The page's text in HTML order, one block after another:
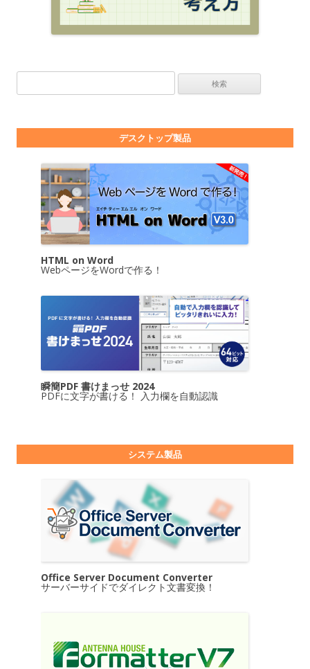
デスクトップ製品
HTML on Word
WebページをWordで作る！
瞬簡PDF 書けまっせ 2024
PDFに文字が書ける！ 入力欄を自動認識
システム製品
Office Server Document Converter
サーバーサイドでダイレクト文書変換！